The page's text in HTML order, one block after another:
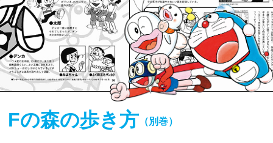
Fの森の歩き方 （別巻）